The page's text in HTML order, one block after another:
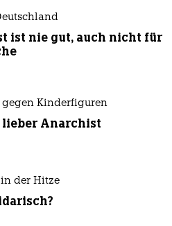
ist nie gut, auch nicht für
gegen Kinderfiguren
lieber Anarchist
der Hitze